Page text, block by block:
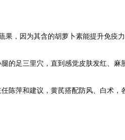
，因为其含的胡萝卜素能提升免疫力
的足三里穴，直到感觉皮肤发红、麻
陈萍和建议，黄芪搭配防风、白术，